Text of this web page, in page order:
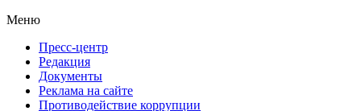
Меню
Пресс-центр
Редакция
Документы
Реклама на сайте
Противодействие коррупции